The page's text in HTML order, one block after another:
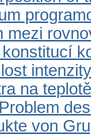
mezi
na teplotě
von